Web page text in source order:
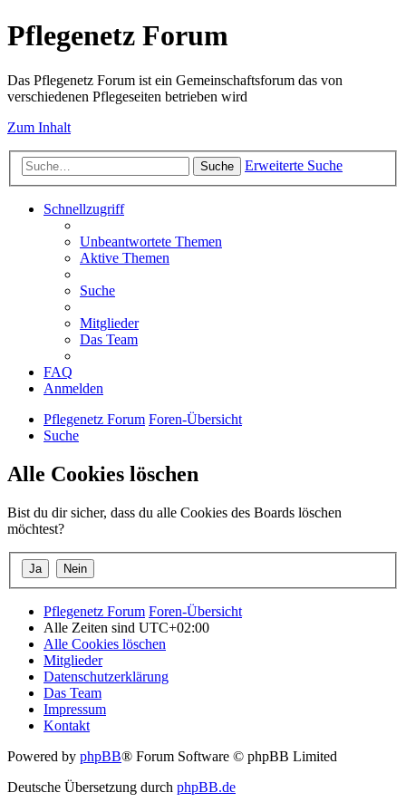
Pflegenetz Forum
Das Pflegenetz Forum ist ein Gemeinschaftsforum das von
verschiedenen Pflegeseiten betrieben wird
Zum Inhalt
Suche Erweiterte Suche
Schnellzugriff
Unbeantwortete Themen
Aktive Themen
Suche
Mitglieder
Das Team
FAQ
Anmelden
Pflegenetz Forum Foren-Übersicht
Suche
Alle Cookies löschen
Bist du dir sicher, dass du alle Cookies des Boards löschen
möchtest?
Pflegenetz Forum Foren-Übersicht
Alle Zeiten sind UTC+02:00
Alle Cookies löschen
Mitglieder
Datenschutzerklärung
Das Team
Impressum
Kontakt
Powered by phpBB® Forum Software © phpBB Limited
Deutsche Übersetzung durch phpBB.de